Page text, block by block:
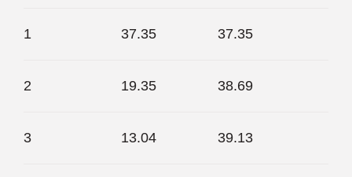
1 37.35 37.35
2 19.35 38.69
3 13.04 39.13